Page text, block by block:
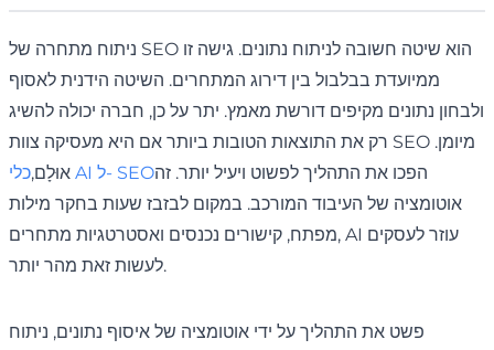
ניתוח מתחרה של SEO הוא שיטה חשובה לניתוח נתונים. גישה זו
ממיועדת בבלבול בין דירוג המתחרים. השיטה הידנית לאסוף
ולבחון נתונים מקיפים דורשת מאמץ. יתר על כן, חברה יכולה להשיג
רק את התוצאות הטובות ביותר אם היא מעסיקה צוות SEO מיומן.
אוּלָם,
כלי AI ל- SEOהפכו את התהליך לפשוט ויעיל יותר. זה
אוטומציה של העיבוד המורכב. במקום לבזבז שעות בחקר מילות
מפתח, קישורים נכנסים ואסטרטגיות מתחרים, AI עוזר לעסקים
לעשות זאת מהר יותר.
פשט את התהליך על ידי אוטומציה של איסוף נתונים, ניתוח